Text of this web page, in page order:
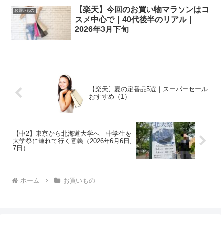
お買いもの
【楽天】今回のお買い物マラソンはコ
スメ中心で｜40代後半のリアル｜
2026年3月下旬
【楽天】夏の定番品5選｜スーパーセール
おすすめ（1）
【中2】東京から北海道大学へ｜中学生を
大学祭に連れて行く意義（2026年6月6日,
7日）
ホーム お買いもの